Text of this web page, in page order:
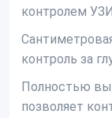
контролем УЗИ
контроль за
Полностью
позволяет